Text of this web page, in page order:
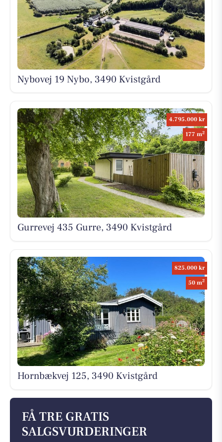
Nybovej 19 Nybo, 3490 Kvistgård
4.795.000 kr
177 m2
Gurrevej 435 Gurre, 3490 Kvistgård
825.000 kr
50 m2
Hornbækvej 125, 3490 Kvistgård
FÅ TRE GRATIS
SALGSVURDERINGER